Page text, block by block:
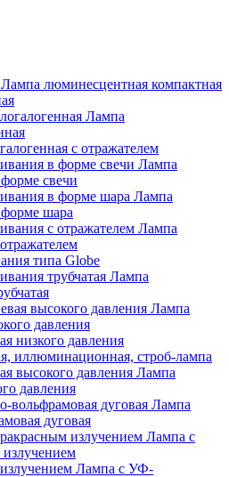
Лампа люминесцентная компактная
Лампа
с отражателем
Лампа
свечи
Лампа
шара
Лампа
типа Globe
Лампа
Лампа
давления
низкого давления
иллюминационная, строб-лампа
Лампа
давления
Лампа
дуговая
Лампа с
Лампа с УФ-